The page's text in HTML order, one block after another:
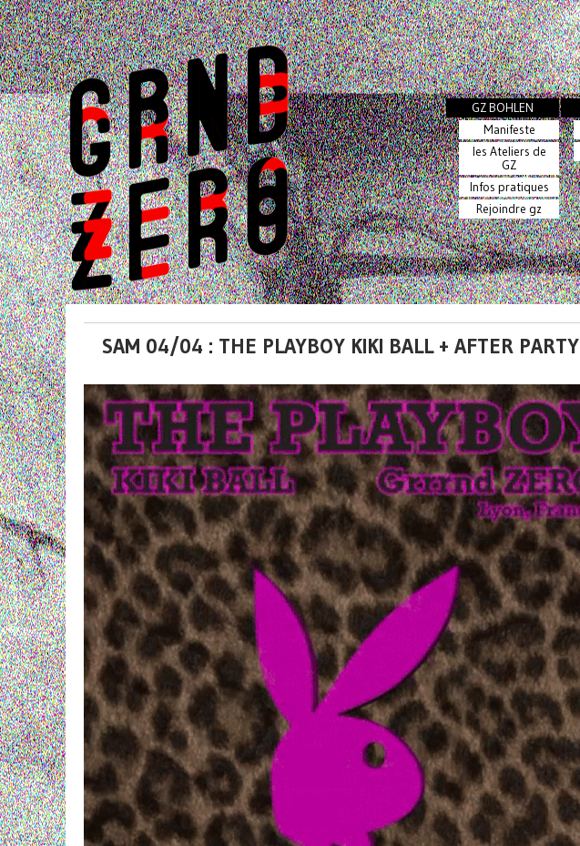
GZ BOHLEN
Manifeste
les Ateliers de
GZ
Infos pratiques
Rejoindre gz
SAM 04/04 : THE PLAYBOY KIKI BALL + AFTER PARTY